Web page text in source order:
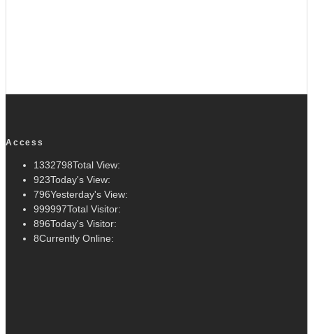
Access
1332798Total View:
923Today's View:
796Yesterday's View:
999997Total Visitor:
896Today's Visitor:
8Currently Online: